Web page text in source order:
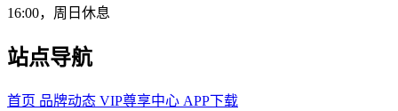
16:00，周日休息
站点导航
首页 品牌动态 VIP尊享中心 APP下载